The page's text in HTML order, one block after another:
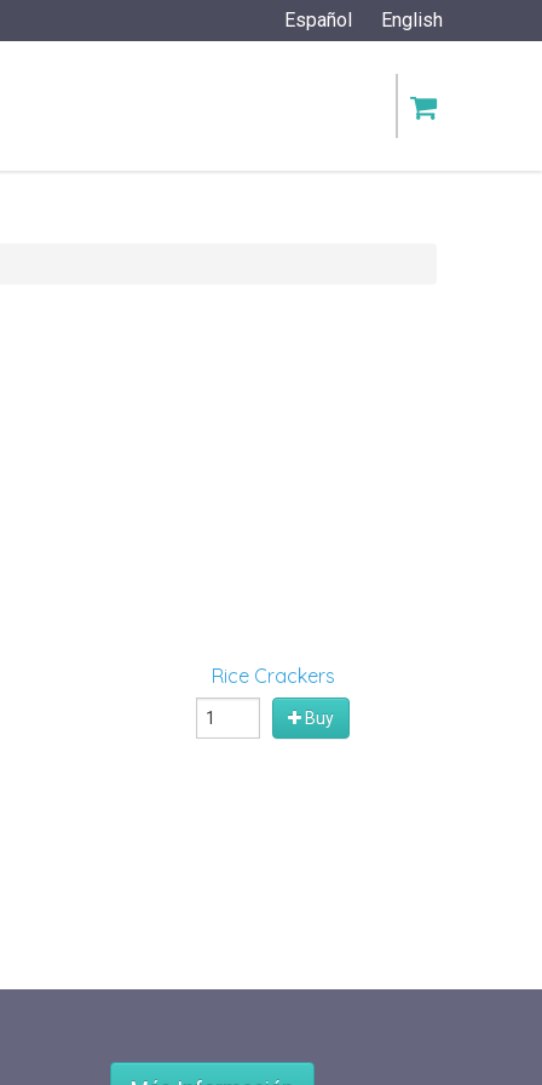
Español English
Rice Crackers
Buy